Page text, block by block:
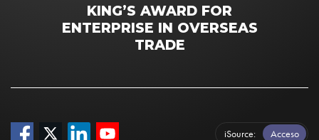
KING’S AWARD FOR
ENTERPRISE IN OVERSEAS
TRADE
iSource Acceso